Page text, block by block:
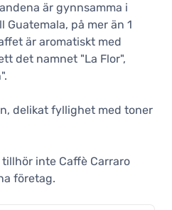
är gynnsamma i
på mer än 1
är aromatiskt med
det namnet "La Flor",
delikat fyllighet med toner
inte Caffè Carraro
företag.